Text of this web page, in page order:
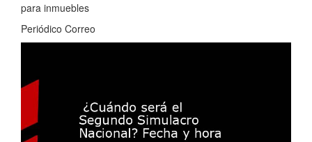
para inmuebles
Periódico Correo